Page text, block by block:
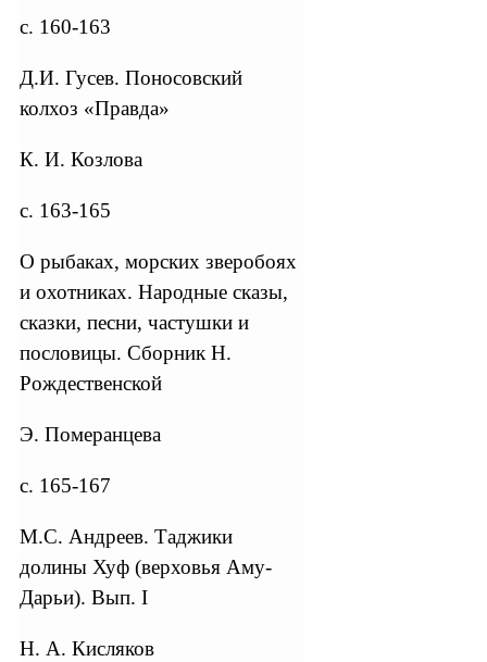
с. 160-163
Д.И. Гусев. Поносовский
колхоз «Правда»
К. И. Козлова
с. 163-165
О рыбаках, морских зверобоях
и охотниках. Народные сказы,
сказки, песни, частушки и
пословицы. Сборник Н.
Рождественской
Э. Померанцева
с. 165-167
М.С. Андреев. Таджики
долины Хуф (верховья Аму-
Дарьи). Вып. I
Н. А. Кисляков